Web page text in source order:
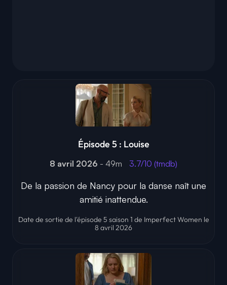
Épisode 5 : Louise
8 avril 2026 - 49m 3.7/10 (tmdb)
De la passion de Nancy pour la danse naît une
amitié inattendue.
Date de sortie de l'épisode 5 saison 1 de Imperfect Women le
8 avril 2026